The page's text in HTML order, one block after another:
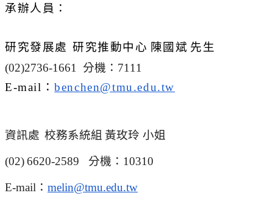
承辦人員：
研究發展處 研究推動中心 陳國斌 先生
(02)2736-1661 分機： 7111
E-mail ：benchen@tmu.edu.tw
資訊處 校務系統組 黃玫玲 小姐
(02)6620-2589 分機： 10310
E-mail ： melin@tmu.edu.tw